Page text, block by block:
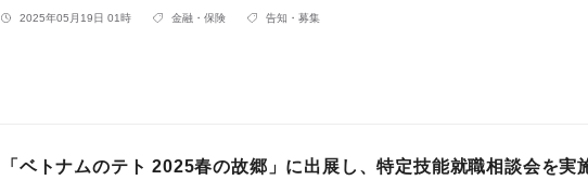
2025年05月19日 01時 金融・保険 告知・募集
「ベトナムのテト 2025春の故郷」に出展し、特定技能就職相談会を実